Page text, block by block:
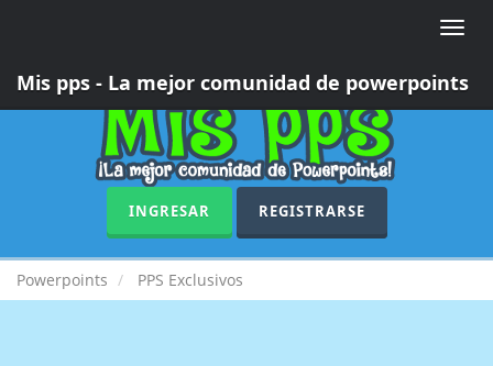
Toggle
Mis pps - La mejor comunidad de powerpoints
INGRESAR REGISTRARSE
Powerpoints PPS Exclusivos